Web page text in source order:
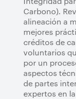
Carbono).
alineación a
mejores
créditos de
voluntarios
por un
aspectos
de partes
expertos en